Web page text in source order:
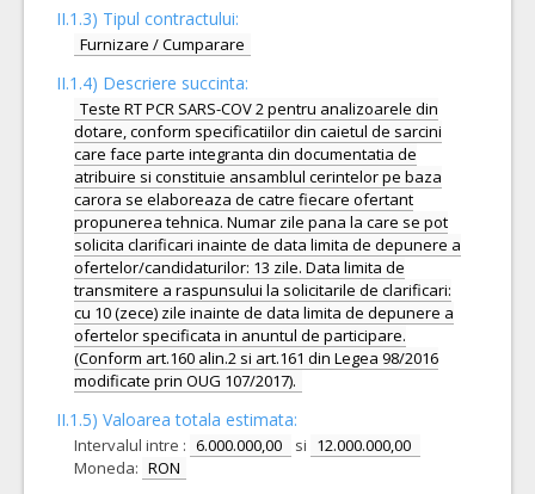
II.1.3) Tipul contractului:
Furnizare / Cumparare
II.1.4) Descriere succinta:
Teste RT PCR SARS-COV 2 pentru analizoarele din
dotare, conform specificatiilor din caietul de sarcini
care face parte integranta din documentatia de
atribuire si constituie ansamblul cerintelor pe baza
carora se elaboreaza de catre fiecare ofertant
propunerea tehnica. Numar zile pana la care se pot
solicita clarificari inainte de data limita de depunere a
ofertelor/candidaturilor: 13 zile. Data limita de
transmitere a raspunsului la solicitarile de clarificari:
cu 10 (zece) zile inainte de data limita de depunere a
ofertelor specificata in anuntul de participare.
(Conform art.160 alin.2 si art.161 din Legea 98/2016
modificate prin OUG 107/2017).
II.1.5) Valoarea totala estimata:
Intervalul intre : 6.000.000,00 si 12.000.000,00
Moneda: RON